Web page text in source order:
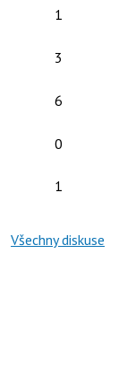
Počet
1
Počet
3
Počet
6
Počet
0
Počet
1
Všechny diskuse